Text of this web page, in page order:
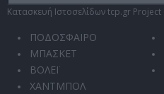
Κατασκευή Ιστοσελίδων tcp.gr Project
ΠΟΔΟΣΦΑΙΡΟ
ΜΠΑΣΚΕΤ
ΒΟΛΕΪ
ΧΑΝΤΜΠΟΛ